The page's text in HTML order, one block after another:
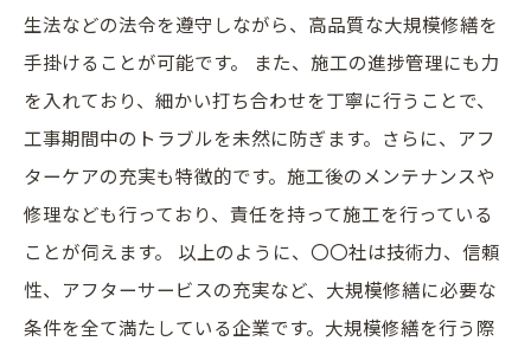
生法などの法令を遵守しながら、高品質な大規模修繕を
手掛けることが可能です。 また、施工の進捗管理にも力
を入れており、細かい打ち合わせを丁寧に行うことで、
工事期間中のトラブルを未然に防ぎます。さらに、アフ
ターケアの充実も特徴的です。施工後のメンテナンスや
修理なども行っており、責任を持って施工を行っている
ことが伺えます。 以上のように、〇〇社は技術力、信頼
性、アフターサービスの充実など、大規模修繕に必要な
条件を全て満たしている企業です。大規模修繕を行う際